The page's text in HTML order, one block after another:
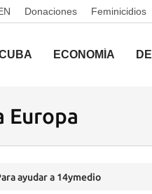
Donaciones Feminicidios
ECONOMÍA
Europa
ayudar a 14ymedio